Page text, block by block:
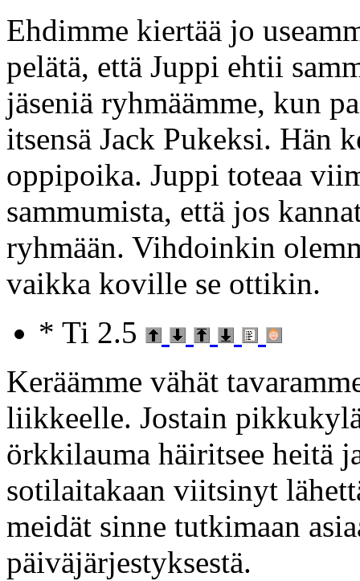
Ehdimme kiertää jo
pelätä, että Juppi ehtii
jäseniä ryhmäämme, kun
itsensä Jack Pukeksi. Hän
oppipoika. Juppi toteaa
sammumista, että jos
ryhmään. Vihdoinkin
vaikka koville se ottikin.
* Ti 2.5
Keräämme vähät
liikkeelle. Jostain
örkkilauma häiritsee heitä
sotilaitakaan viitsinyt
meidät sinne tutkimaan
päiväjärjestyksestä.